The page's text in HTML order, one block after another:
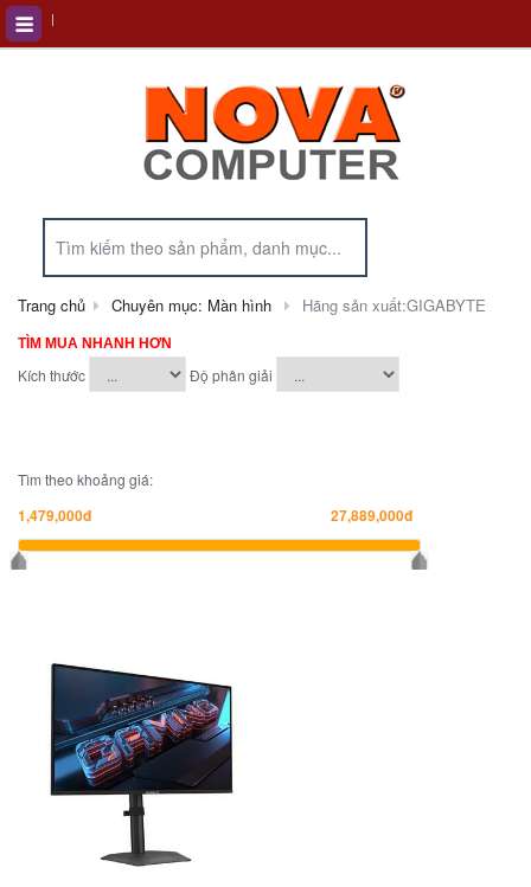
Trang chủ Chuyên mục: Màn hình Hãng sản xuất:GIGABYTE
TÌM MUA NHANH HƠN
Kích thước Độ phân giải
Tìm theo khoảng giá: